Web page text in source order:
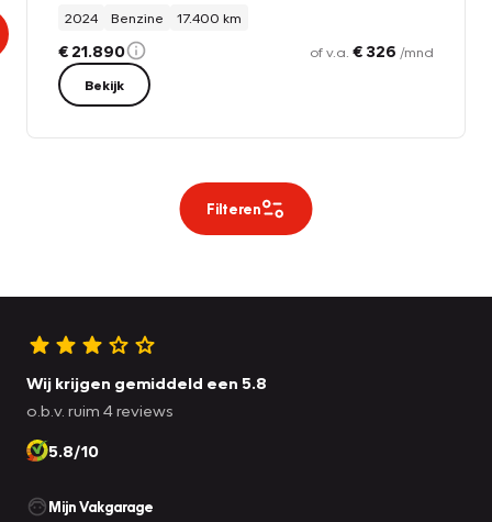
2024
Benzine 17.400 km
€ 21.890 of v.a. € 326 /mnd
Bekijk
Filteren
Wij krijgen gemiddeld een 5.8
o.b.v. ruim 4 reviews
5.8/10
Mijn Vakgarage